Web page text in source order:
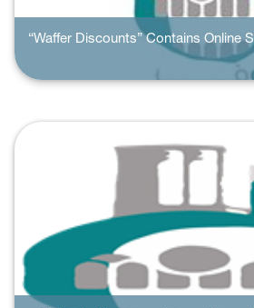
“Waffer Discounts” Contains Online